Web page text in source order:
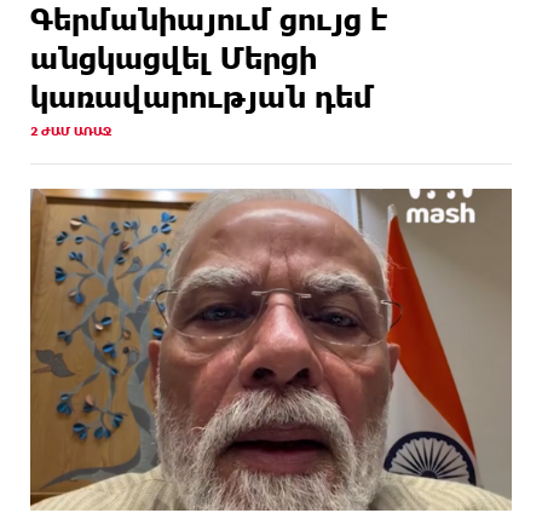
Գերմանիայում ցույց է
անցկացվել Մերցի
կառավարության դեմ
2 ԺԱՄ ԱՌԱՋ